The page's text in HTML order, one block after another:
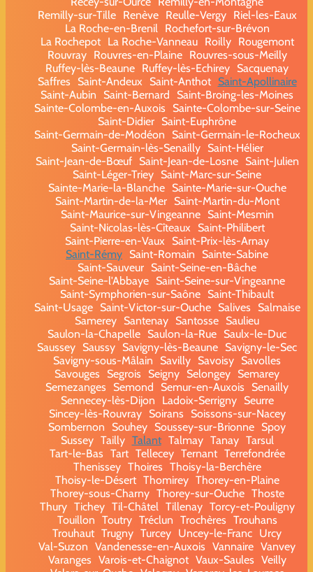
Remilly-sur-Tille
Renève Reulle-Vergy
Riel-les-Eaux
La Roche-en-Brenil
Rochefort-sur-Brévon
La Rochepot
La Roche-Vanneau Roilly
Rougemont
Rouvray
Rouvres-en-Plaine
Rouvres-sous-Meilly
Ruffey-lès-Beaune Ruffey-lès-Echirey Sacquenay
Saffres
Saint-Andeux Saint-Anthot
Saint-Apollinaire
Saint-Aubin
Saint-Bernard
Saint-Broing-les-Moines
Sainte-Colombe-en-Auxois
Sainte-Colombe-sur-Seine
Saint-Didier Saint-Euphrône
Saint-Germain-de-Modéon
Saint-Germain-le-Rocheux
Saint-Germain-lès-Senailly
Saint-Hélier
Saint-Jean-de-Bœuf
Saint-Jean-de-Losne
Saint-Julien
Saint-Léger-Triey Saint-Marc-sur-Seine
Sainte-Marie-la-Blanche
Sainte-Marie-sur-Ouche
Saint-Martin-de-la-Mer
Saint-Martin-du-Mont
Saint-Maurice-sur-Vingeanne
Saint-Mesmin
Saint-Nicolas-lès-Cîteaux
Saint-Philibert
Saint-Pierre-en-Vaux
Saint-Prix-lès-Arnay
Saint-Rémy Saint-Romain
Sainte-Sabine
Saint-Sauveur Saint-Seine-en-Bâche
Saint-Seine-l'Abbaye Saint-Seine-sur-Vingeanne
Saint-Symphorien-sur-Saône Saint-Thibault
Saint-Usage
Saint-Victor-sur-Ouche Salives
Salmaise
Samerey Santenay Santosse Saulieu
Saulon-la-Chapelle Saulon-la-Rue Saulx-le-Duc
Saussey Saussy Savigny-lès-Beaune Savigny-le-Sec
Savigny-sous-Mâlain
Savilly Savoisy Savolles
Savouges
Segrois Seigny Selongey Semarey
Semezanges
Semond Semur-en-Auxois
Senailly
Sennecey-lès-Dijon
Ladoix-Serrigny
Seurre
Sincey-lès-Rouvray
Soirans
Soissons-sur-Nacey
Sombernon
Souhey Soussey-sur-Brionne Spoy
Sussey Tailly Talant Talmay Tanay Tarsul
Tart-le-Bas Tart Tellecey Ternant Terrefondrée
Thenissey Thoires Thoisy-la-Berchère
Thoisy-le-Désert Thomirey Thorey-en-Plaine
Thorey-sous-Charny Thorey-sur-Ouche Thoste
Thury Tichey Til-Châtel Tillenay Torcy-et-Pouligny
Touillon Toutry Tréclun Trochères Trouhans
Trouhaut Trugny Turcey Uncey-le-Franc Urcy
Val-Suzon Vandenesse-en-Auxois Vannaire Vanvey
Varanges Varois-et-Chaignot Vaux-Saules Veilly